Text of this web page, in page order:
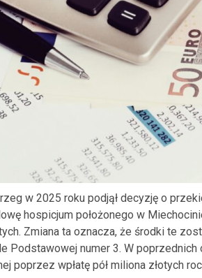
w 2025 roku podjął decyzję o
hospicjum położonego w
Zmiana ta oznacza, że środki te
Podstawowej numer 3. W
poprzez wpłatę pół miliona złotych